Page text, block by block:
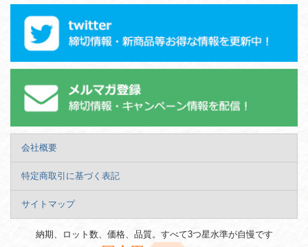
会社概要
特定商取引に基づく表記
サイトマップ
納期、ロット数、価格、品質。すべて3つ星水準が自慢です